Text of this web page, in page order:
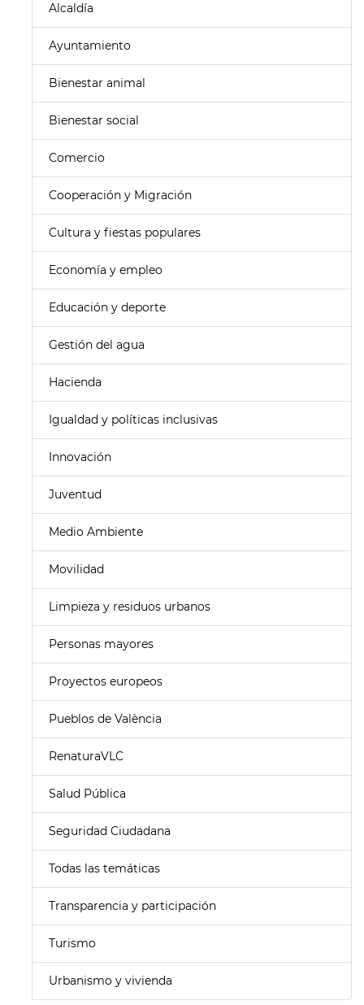
Alcaldía
Ayuntamiento
Bienestar animal
Bienestar social
Comercio
Cooperación y Migración
Cultura y fiestas populares
Economía y empleo
Educación y deporte
Gestión del agua
Hacienda
Igualdad y políticas inclusivas
Innovación
Juventud
Medio Ambiente
Movilidad
Limpieza y residuos urbanos
Personas mayores
Proyectos europeos
Pueblos de València
RenaturaVLC
Salud Pública
Seguridad Ciudadana
Todas las temáticas
Transparencia y participación
Turismo
Urbanismo y vivienda